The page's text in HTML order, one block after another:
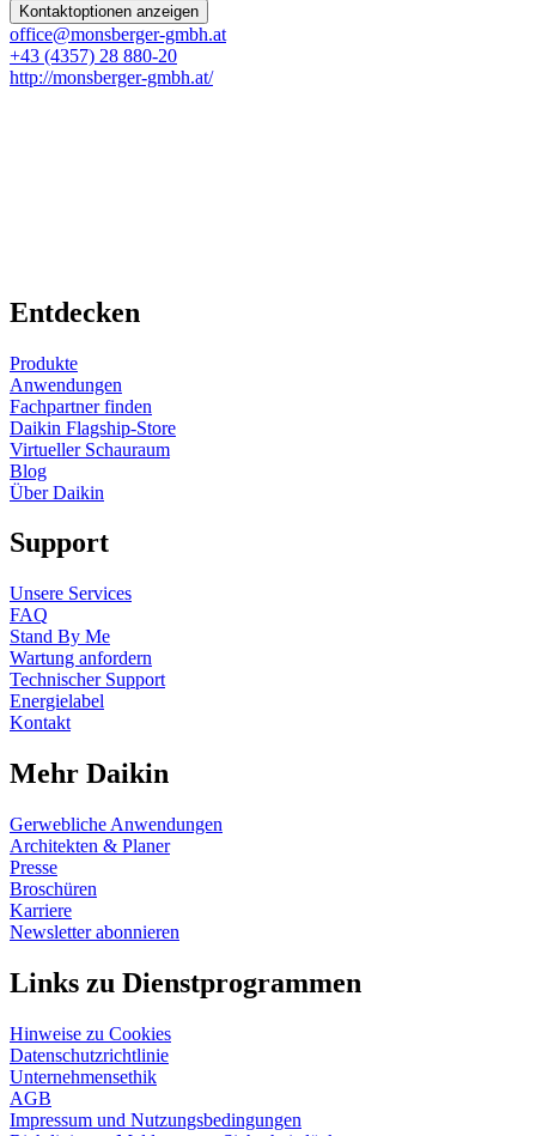
Kontaktoptionen anzeigen
office@monsberger-gmbh.at
+43 (4357) 28 880-20
http://monsberger-gmbh.at/
Entdecken
Produkte
Anwendungen
Fachpartner finden
Daikin Flagship-Store
Virtueller Schauraum
Blog
Über Daikin
Support
Unsere Services
FAQ
Stand By Me
Wartung anfordern
Technischer Support
Energielabel
Kontakt
Mehr Daikin
Gerwebliche Anwendungen
Architekten & Planer
Presse
Broschüren
Karriere
Newsletter abonnieren
Links zu Dienstprogrammen
Hinweise zu Cookies
Datenschutzrichtlinie
Unternehmensethik
AGB
Impressum und Nutzungsbedingungen